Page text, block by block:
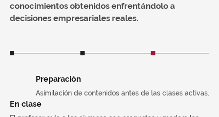
conocimientos obtenidos enfrentándolo a
decisiones empresariales reales.
Preparación
Asimilación de contenidos antes de las clases activas.
En clase